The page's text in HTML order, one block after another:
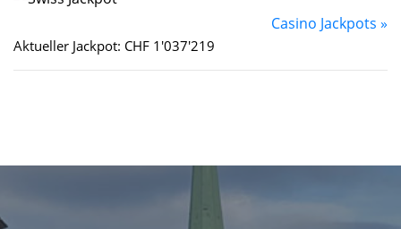
Casino Jackpots »
Aktueller Jackpot: CHF 1'037'219